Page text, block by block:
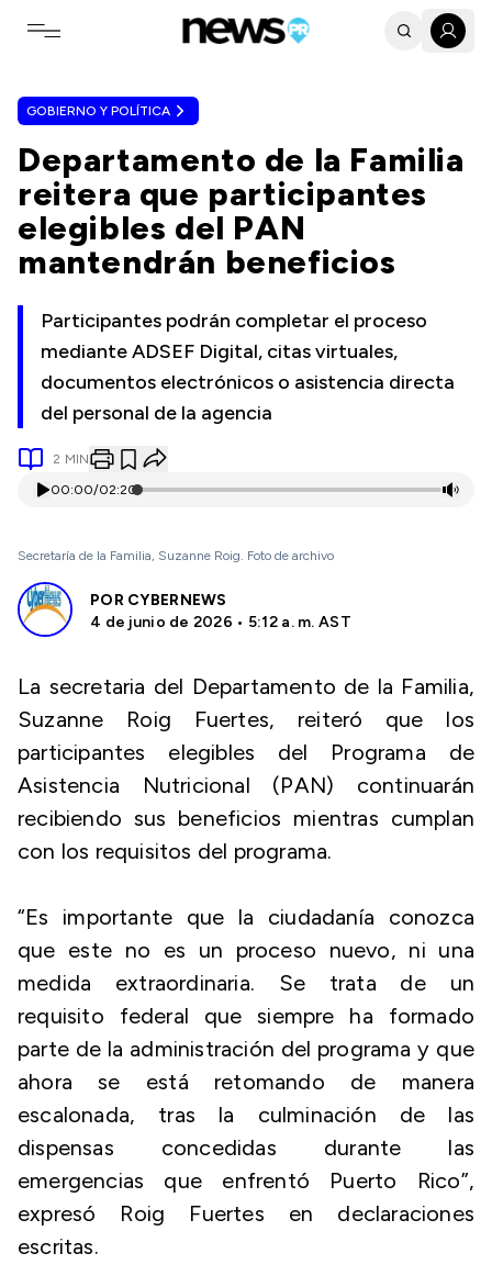
Toggle navigation menu
GOBIERNO Y POLÍTICA
Departamento de la Familia
reitera que participantes
elegibles del PAN
mantendrán beneficios
Participantes podrán completar el proceso
mediante ADSEF Digital, citas virtuales,
documentos electrónicos o asistencia directa
del personal de la agencia
2 MIN
00:00/02:20
Secretaría de la Familia, Suzanne Roig. Foto de archivo
POR CYBERNEWS
4 de junio de 2026 • 5:12 a. m. AST
La secretaria del Departamento de la Familia,
Suzanne Roig Fuertes, reiteró que los
participantes elegibles del Programa de
Asistencia Nutricional (PAN) continuarán
recibiendo sus beneficios mientras cumplan
con los requisitos del programa.
“Es importante que la ciudadanía conozca
que este no es un proceso nuevo, ni una
medida extraordinaria. Se trata de un
requisito federal que siempre ha formado
parte de la administración del programa y que
ahora se está retomando de manera
escalonada, tras la culminación de las
dispensas concedidas durante las
emergencias que enfrentó Puerto Rico”,
expresó Roig Fuertes en declaraciones
escritas.